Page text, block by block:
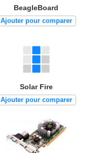
BeagleBoard
Ajouter pour comparer
Solar Fire
Ajouter pour comparer